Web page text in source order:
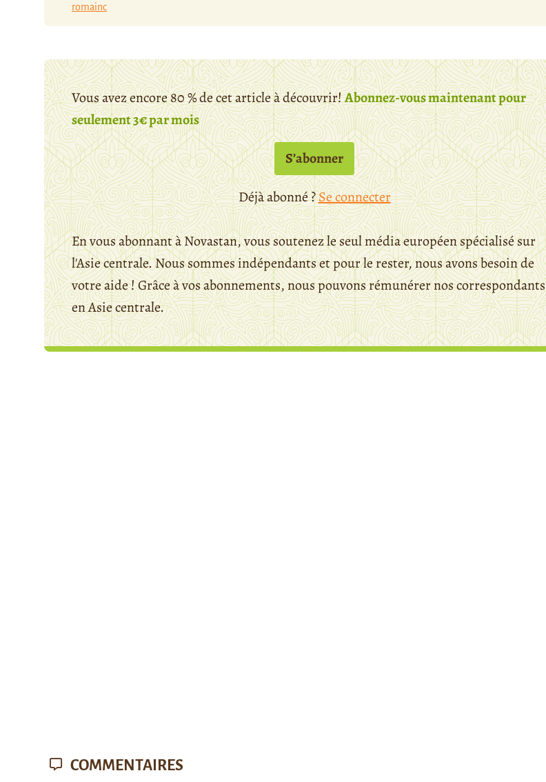
romainc
Vous avez encore 80 % de cet article à découvrir!Abonnez-vous maintenant pour
seulement 3€ par mois
S’abonner
Déjà abonné ?Se connecter
En vous abonnant à Novastan, vous soutenez le seul média européen spécialisé sur
l'Asie centrale. Nous sommes indépendants et pour le rester, nous avons besoin de
votre aide ! Grâce à vos abonnements, nous pouvons rémunérer nos correspondants
en Asie centrale.
COMMENTAIRES